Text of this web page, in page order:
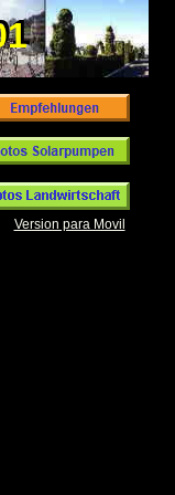
Version para Movil